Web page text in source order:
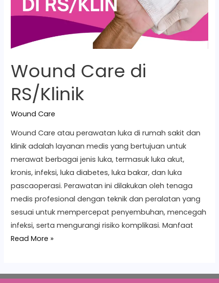
Wound Care di
RS/Klinik
Wound Care
Wound Care atau perawatan luka di rumah sakit dan
klinik adalah layanan medis yang bertujuan untuk
merawat berbagai jenis luka, termasuk luka akut,
kronis, infeksi, luka diabetes, luka bakar, dan luka
pascaoperasi. Perawatan ini dilakukan oleh tenaga
medis profesional dengan teknik dan peralatan yang
sesuai untuk mempercepat penyembuhan, mencegah
infeksi, serta mengurangi risiko komplikasi. Manfaat
Read More »